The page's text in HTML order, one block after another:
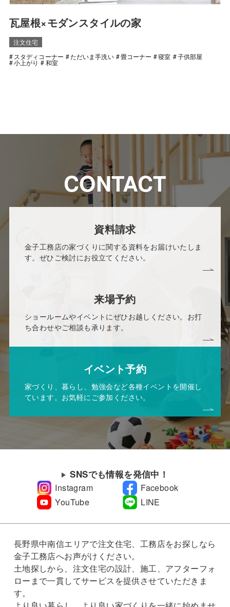
瓦屋根×モダンスタイルの家
注文住宅
スタディコーナー
ただいま手洗い 畳コーナー 寝室 子供部屋
小上がり 和室
CONTACT
資料請求
金子工務店の家づくりに関する資料をお届けいたしま
す。ぜひご検討にお役立てください。
来場予約
ショールームやイベントにぜひお越しください。お打
ち合わせやご相談も承ります。
イベント予約
家づくり、暮らし、勉強会など各種イベントを開催し
ています。お気軽にご参加ください。
SNSでも情報を発信中！
Instagram
Facebook
YouTube
LINE
長野県中南信エリアで注文住宅、工務店をお探しなら
金子工務店へお声がけください。
土地探しから、注文住宅の設計、施工、アフターフォ
ローまで一貫してサービスを提供させていただきま
す。